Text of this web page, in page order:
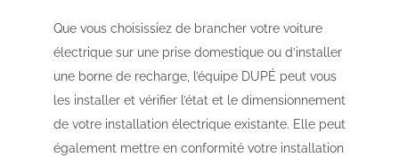
Que vous choisissiez de brancher votre voiture
électrique sur une prise domestique ou d’installer
une borne de recharge, l’équipe DUPÉ peut vous
les installer et vérifier l’état et le dimensionnement
de votre installation électrique existante. Elle peut
également mettre en conformité votre installation